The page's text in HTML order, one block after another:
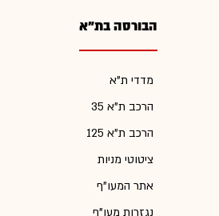
הבורסה בת"א
מדדי ת"א
הרכב ת"א 35
הרכב ת"א 125
ציטוטי מניות
אתר המעו"ף
נגזרות מעו"ף